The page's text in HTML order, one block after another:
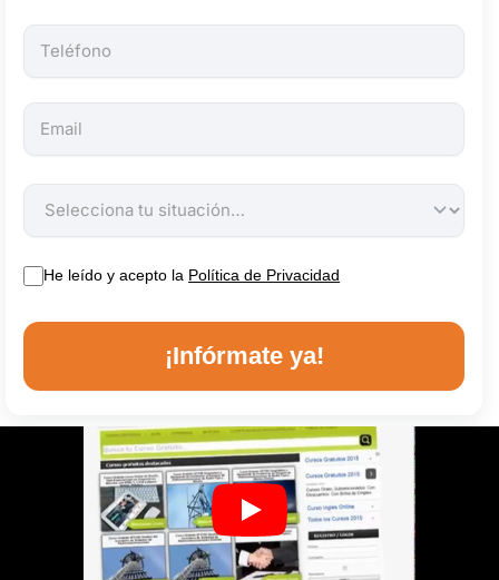
He leído y acepto la Política de Privacidad
¡Infórmate ya!